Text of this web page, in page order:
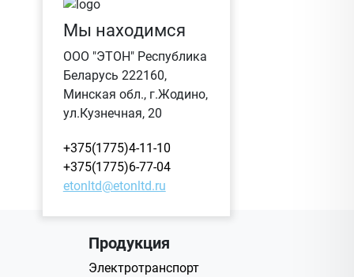
Мы находимся
ООО "ЭТОН" Республика
Беларусь 222160,
Минская обл., г.Жодино,
ул.Кузнечная, 20
+375(1775)4-11-10
+375(1775)6-77-04
etonltd@etonltd.ru
Продукция
Электротранспорт